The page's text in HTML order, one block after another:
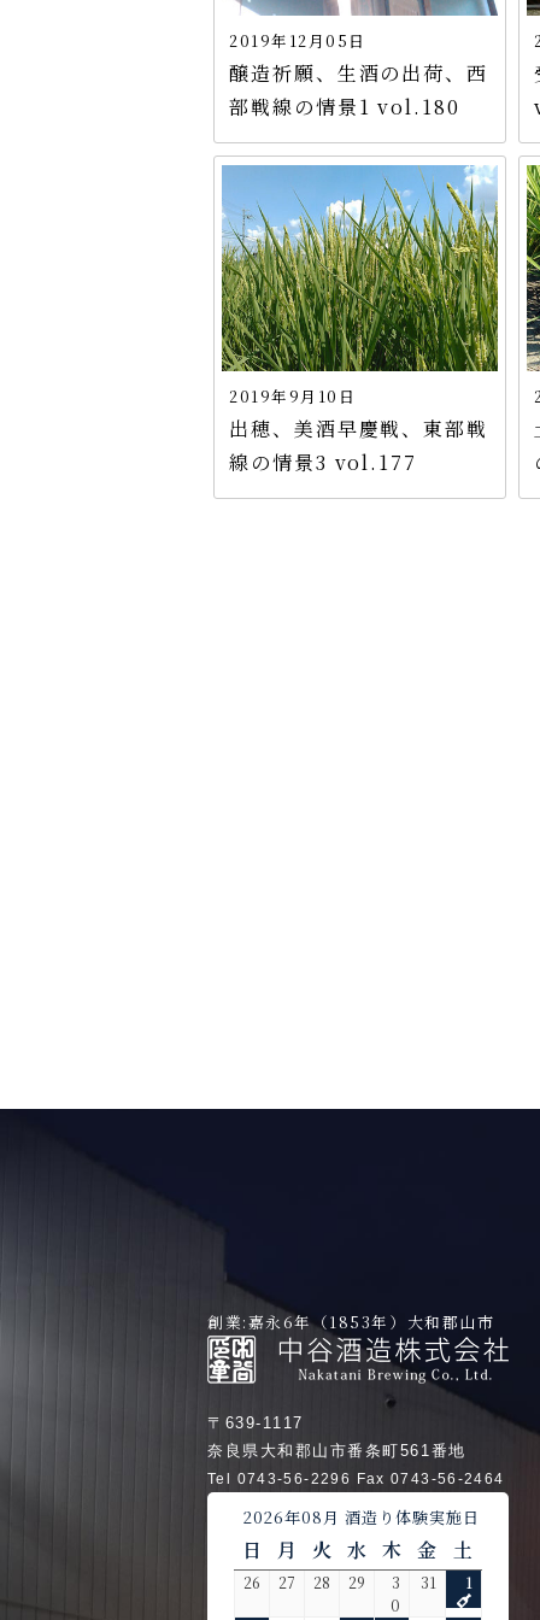
2019年12月05日
醸造祈願、生酒の出荷、西
部戦線の情景1 vol.180
2019年9月10日
出穂、美酒早慶戦、東部戦
線の情景3 vol.177
創業:嘉永6年（1853年）大和郡山市
〒639-1117
奈良県大和郡山市番条町561番地
Tel 0743-56-2296 Fax 0743-56-2464